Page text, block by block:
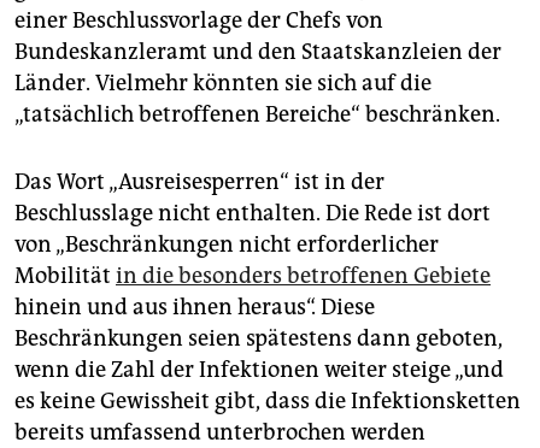
einer Beschlussvorlage der Chefs von
Bundeskanzleramt und den Staatskanzleien der
Länder. Vielmehr könnten sie sich auf die
„tatsächlich betroffenen Bereiche“ beschränken.
Das Wort „Ausreisesperren“ ist in der
Beschlusslage nicht enthalten. Die Rede ist dort
von „Beschränkungen nicht erforderlicher
Mobilität in die besonders betroffenen Gebiete
hinein und aus ihnen heraus“. Diese
Beschränkungen seien spätestens dann geboten,
wenn die Zahl der Infektionen weiter steige „und
es keine Gewissheit gibt, dass die Infektionsketten
bereits umfassend unterbrochen werden